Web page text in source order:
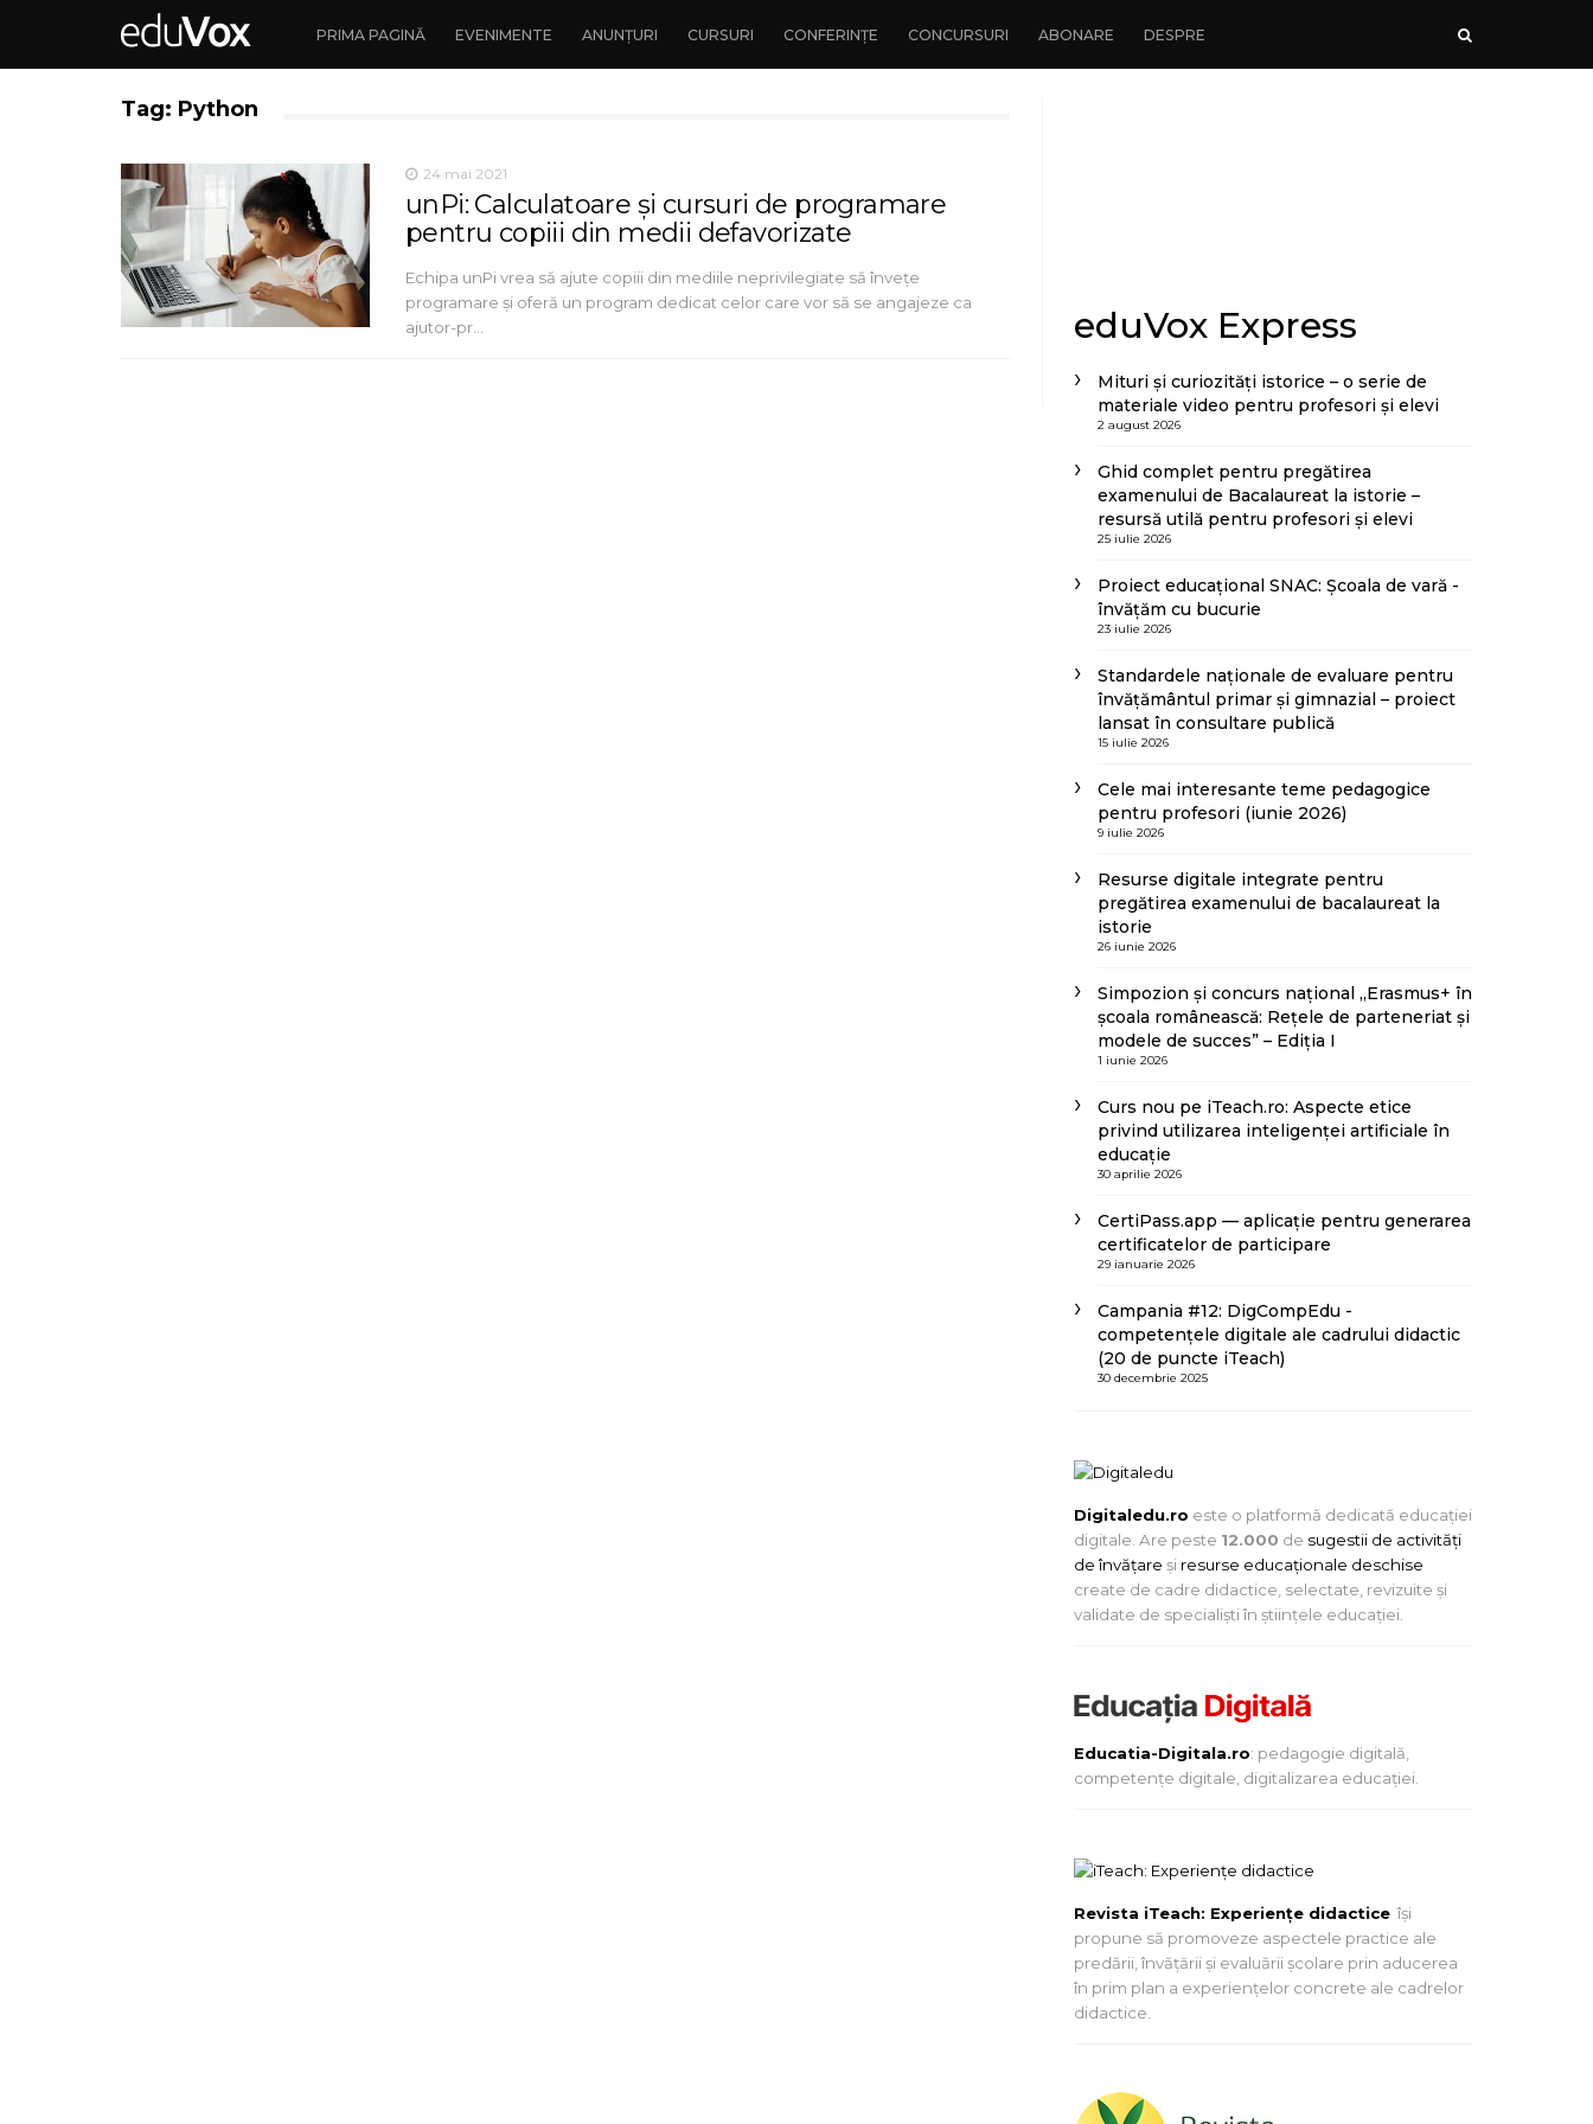
PRIMA PAGINĂ EVENIMENTE ANUNȚURI CURSURI CONFERINȚE CONCURSURI ABONARE DESPRE
Tag: Python
24 mai 2021
unPi: Calculatoare și cursuri de programare
pentru copiii din medii defavorizate
Echipa unPi vrea să ajute copiii din mediile neprivilegiate să învețe
programare și oferă un program dedicat celor care vor să se angajeze ca
ajutor-pr…
eduVox Express
Mituri și curiozități istorice – o serie de
materiale video pentru profesori și elevi
2 august 2026
Ghid complet pentru pregătirea
examenului de Bacalaureat la istorie –
resursă utilă pentru profesori și elevi
25 iulie 2026
Proiect educațional SNAC: Școala de vară -
învățăm cu bucurie
23 iulie 2026
Standardele naționale de evaluare pentru
învățământul primar și gimnazial – proiect
lansat în consultare publică
15 iulie 2026
Cele mai interesante teme pedagogice
pentru profesori (iunie 2026)
9 iulie 2026
Resurse digitale integrate pentru
pregătirea examenului de bacalaureat la
istorie
26 iunie 2026
Simpozion și concurs național „Erasmus+ în
școala românească: Rețele de parteneriat și
modele de succes” – Ediția I
1 iunie 2026
Curs nou pe iTeach.ro: Aspecte etice
privind utilizarea inteligenței artificiale în
educație
30 aprilie 2026
CertiPass.app — aplicație pentru generarea
certificatelor de participare
29 ianuarie 2026
Campania #12: DigCompEdu -
competențele digitale ale cadrului didactic
(20 de puncte iTeach)
30 decembrie 2025
Digitaledu.ro este o platformă dedicată educației
digitale. Are peste 12.000 de sugestii de activități
de învățare și resurse educaționale deschise
create de cadre didactice, selectate, revizuite și
validate de specialiști în științele educației.
Educatia-Digitala.ro: pedagogie digitală,
competențe digitale, digitalizarea educației.
Revista iTeach: Experienţe didactice îşi
propune să promoveze aspectele practice ale
predării, învăţării şi evaluării şcolare prin aducerea
în prim plan a experienţelor concrete ale cadrelor
didactice.